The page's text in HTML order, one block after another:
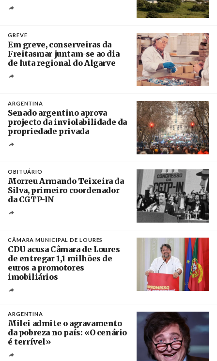
GREVE
Em greve, conserveiras da
Freitasmar juntam-se ao dia
de luta regional do Algarve
ARGENTINA
Senado argentino aprova
projecto da inviolabilidade da
propriedade privada
OBITUÁRIO
Morreu Armando Teixeira da
Silva, primeiro coordenador
da CGTP-IN
CÂMARA MUNICIPAL DE LOURES
CDU acusa Câmara de Loures
de entregar 1,1 milhões de
euros a promotores
imobiliários
ARGENTINA
Milei admite o agravamento
da pobreza no país: «O cenário
é terrível»